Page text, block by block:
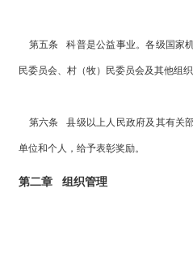
第五条 科普是公益事业。各级国家
民委员会、村（牧）民委员会及其他组
第六条 县级以上人民政府及其有关
单位和个人，给予表彰奖励。
第二章 组织管理